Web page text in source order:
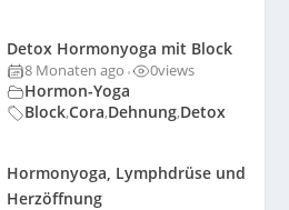
Detox Hormonyoga mit Block
8 Monaten ago • 0views
Hormon-Yoga
Block,Cora,Dehnung,Detox
Hormonyoga, Lymphdrüse und
Herzöffnung